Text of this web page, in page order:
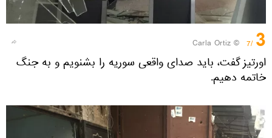
3
/7
© Carla Ortiz
اورتیز گفت، باید صدای واقعی سوریه را بشنویم و به جنگ
خاتمه دهیم.